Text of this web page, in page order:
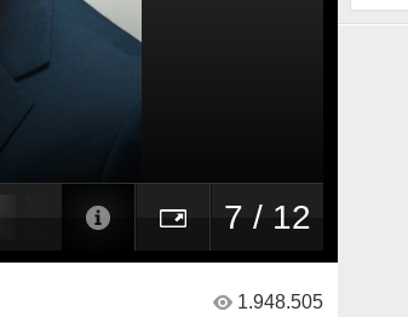
7 / 12
1.948.505